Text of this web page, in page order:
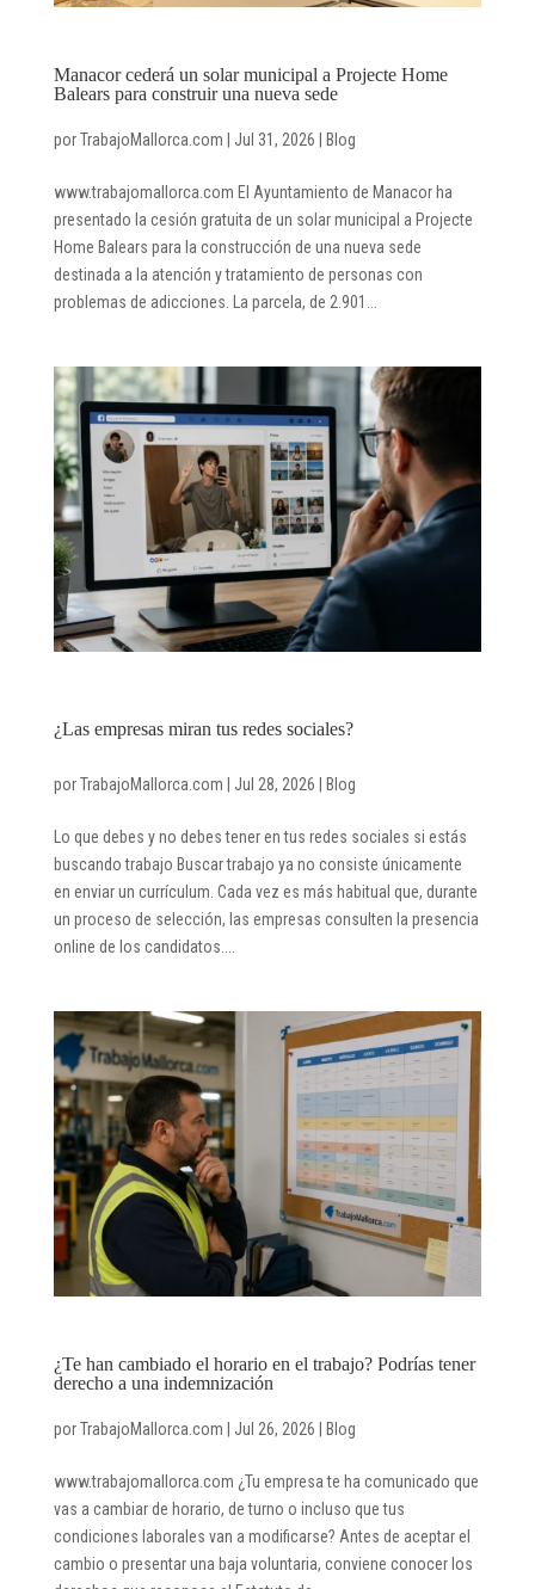
Manacor cederá un solar municipal a Projecte Home
Balears para construir una nueva sede
porTrabajoMallorca.com Jul 31, 2026 Blog
www.trabajomallorca.com El Ayuntamiento de Manacor ha
presentado la cesión gratuita de un solar municipal a Projecte
Home Balears para la construcción de una nueva sede
destinada a la atención y tratamiento de personas con
problemas de adicciones. La parcela, de 2.901...
¿Las empresas miran tus redes sociales?
porTrabajoMallorca.com Jul 28, 2026 Blog
Lo que debes y no debes tener en tus redes sociales si estás
buscando trabajo Buscar trabajo ya no consiste únicamente
en enviar un currículum. Cada vez es más habitual que, durante
un proceso de selección, las empresas consulten la presencia
online de los candidatos....
¿Te han cambiado el horario en el trabajo? Podrías tener
derecho a una indemnización
porTrabajoMallorca.com Jul 26, 2026 Blog
www.trabajomallorca.com ¿Tu empresa te ha comunicado que
vas a cambiar de horario, de turno o incluso que tus
condiciones laborales van a modificarse? Antes de aceptar el
cambio o presentar una baja voluntaria, conviene conocer los